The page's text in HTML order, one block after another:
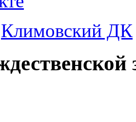
Климовский ДК